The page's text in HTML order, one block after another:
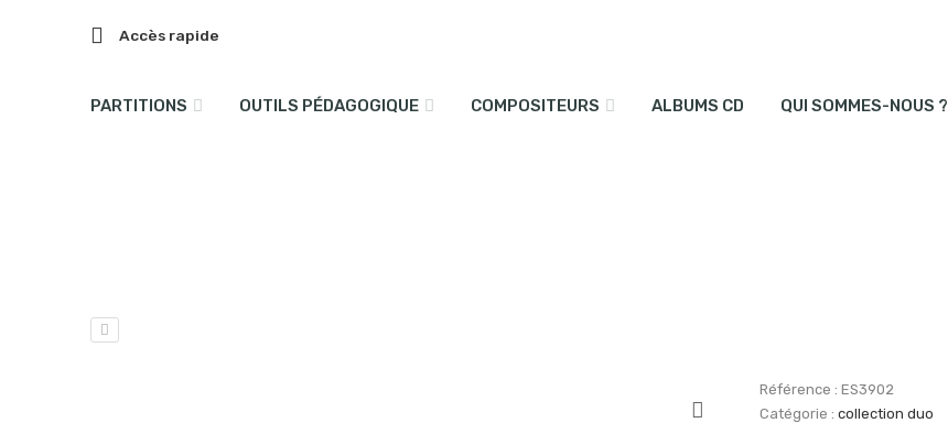
Accès rapide
PARTITIONS OUTILS PÉDAGOGIQUE COMPOSITEURS ALBUMS CD QUI SOMMES-NOUS ?
Référence : ES3902
Catégorie : collection duo